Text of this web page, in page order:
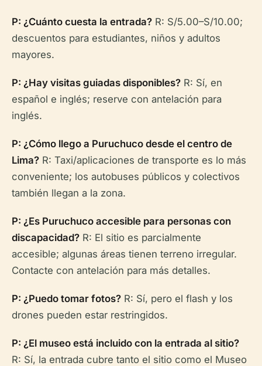
P: ¿Cuánto cuesta la entrada? R: S/5.00–S/10.00;
descuentos para estudiantes, niños y adultos
mayores.
P: ¿Hay visitas guiadas disponibles? R: Sí, en
español e inglés; reserve con antelación para
inglés.
P: ¿Cómo llego a Puruchuco desde el centro de
Lima? R: Taxi/aplicaciones de transporte es lo más
conveniente; los autobuses públicos y colectivos
también llegan a la zona.
P: ¿Es Puruchuco accesible para personas con
discapacidad? R: El sitio es parcialmente
accesible; algunas áreas tienen terreno irregular.
Contacte con antelación para más detalles.
P: ¿Puedo tomar fotos? R: Sí, pero el flash y los
drones pueden estar restringidos.
P: ¿El museo está incluido con la entrada al sitio?
R: Sí, la entrada cubre tanto el sitio como el Museo